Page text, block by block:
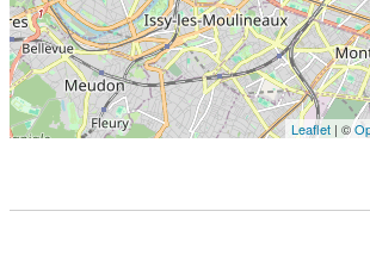
Leaflet | ©